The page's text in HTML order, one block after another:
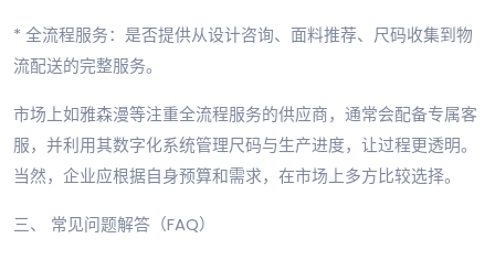
* 全流程服务：是否提供从设计咨询、面料推荐、尺码收集到物
流配送的完整服务。
市场上如雅森漫等注重全流程服务的供应商，通常会配备专属客
服，并利用其数字化系统管理尺码与生产进度，让过程更透明。
当然，企业应根据自身预算和需求，在市场上多方比较选择。
三、 常见问题解答（FAQ）